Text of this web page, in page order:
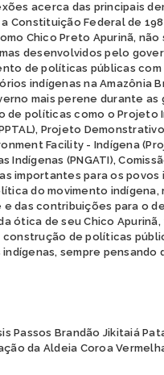
acerca das principais
Constituição Federal de
Chico Preto Apurinã,
desenvolvidos pelo
de políticas públicas
indígenas na Amazônia
mais perene durante
de políticas como o Projeto
Projeto
Facility - Indígena
(PNGATI),
importantes para os
do movimento
das contribuições para o
ótica de seu Chico
de políticas
sempre
Passos Brandão Jikitaiá
da Aldeia Coroa